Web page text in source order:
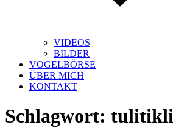
VIDEOS
BILDER
VOGELBÖRSE
ÜBER MICH
KONTAKT
Schlagwort: tulitikli